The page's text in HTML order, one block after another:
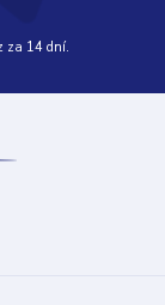
za 14 dní.